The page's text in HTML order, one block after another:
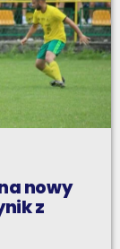
nowy
z